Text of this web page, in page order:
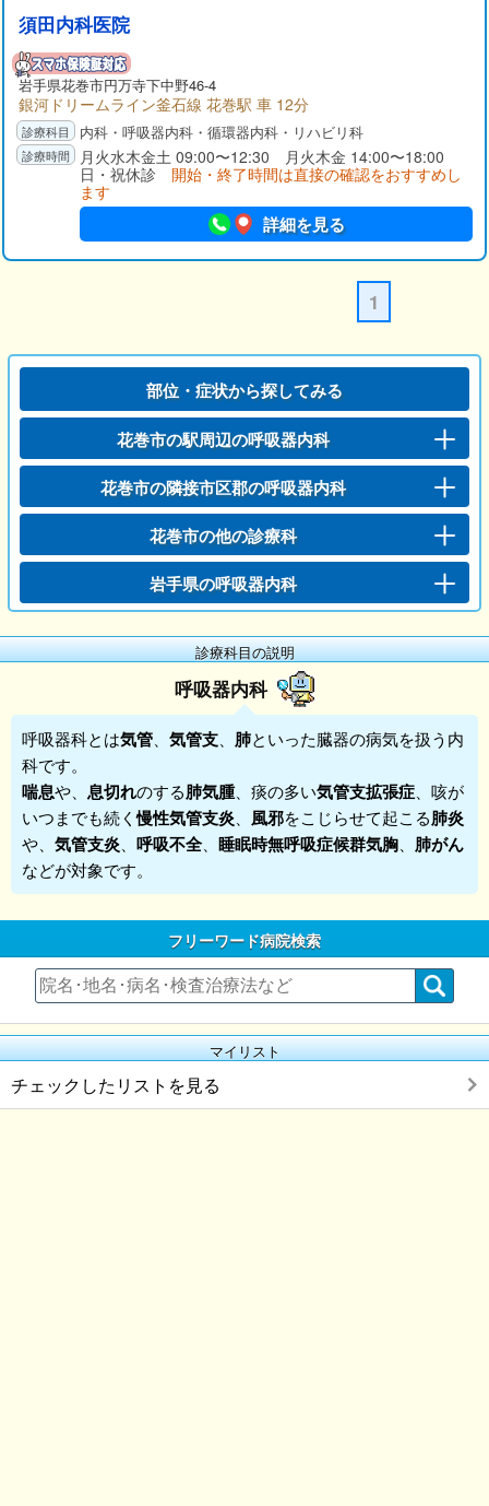
須田内科医院
岩手県花巻市円万寺下中野46-4
銀河ドリームライン釜石線 花巻駅 車 12分
内科・呼吸器内科・循環器内科・リハビリ科
月火水木金土 09:00〜12:30 月火木金 14:00〜18:00
日・祝休診 開始・終了時間は直接の確認をおすすめし
ます
詳細を見る
1
部位・症状から探してみる
花巻市の駅周辺の呼吸器内科
花巻市の隣接市区郡の呼吸器内科
花巻市の他の診療科
岩手県の呼吸器内科
診療科目の説明
呼吸器内科
呼吸器科とは気管 気管支 肺といった臓器の病気を扱う内
科です。
喘息や、 息切れのする肺気腫、痰の多い気管支拡張症 、咳が
いつまでも続く慢性気管支炎 風邪をこじらせて起こる肺炎
や、 気管支炎 呼吸不全、 睡眠時無呼吸症候群気胸 肺がん
などが対象です。
フリーワード病院検索
マイリスト
チェックしたリストを見る